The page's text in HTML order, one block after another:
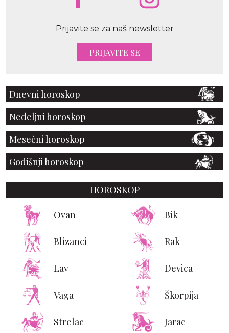
Prijavite se za naš newsletter
PRIJAVITE SE
Dnevni horoskop
Nedeljni horoskop
Mesečni horoskop
Godišnji horoskop
HOROSKOP
Ovan Bik
Blizanci Rak
Lav Devica
Vaga Škorpija
Strelac Jarac